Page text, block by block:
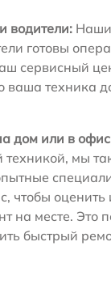
водители:
готовы
сервисный
ваша техника
дом или в
мы
чтобы оценить
на месте. Это
быстрый